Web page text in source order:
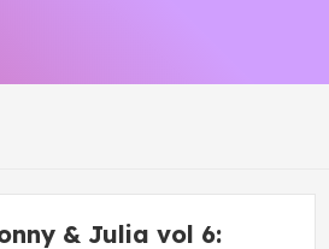
& Julia vol 6: